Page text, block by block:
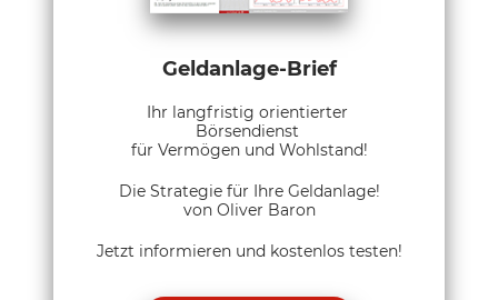
Geldanlage-Brief
Ihr langfristig orientierter
Börsendienst
für Vermögen und Wohlstand!
Die Strategie für Ihre Geldanlage!
von Oliver Baron
Jetzt informieren und kostenlos testen!